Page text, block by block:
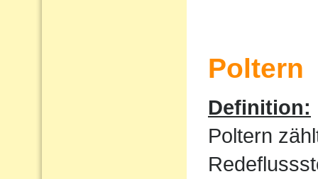
Poltern
Definition:
Poltern